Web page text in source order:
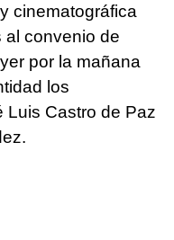
cinematográfica
al convenio de
por la mañana
los
Luis Castro de Paz